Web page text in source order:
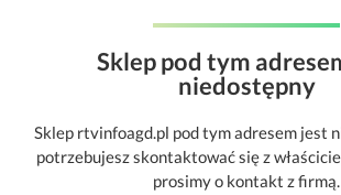
Sklep pod tym
niedostępny
Sklep rtvinfoagd.pl pod tym adresem jest
potrzebujesz skontaktować się z
prosimy o kontakt z firmą.